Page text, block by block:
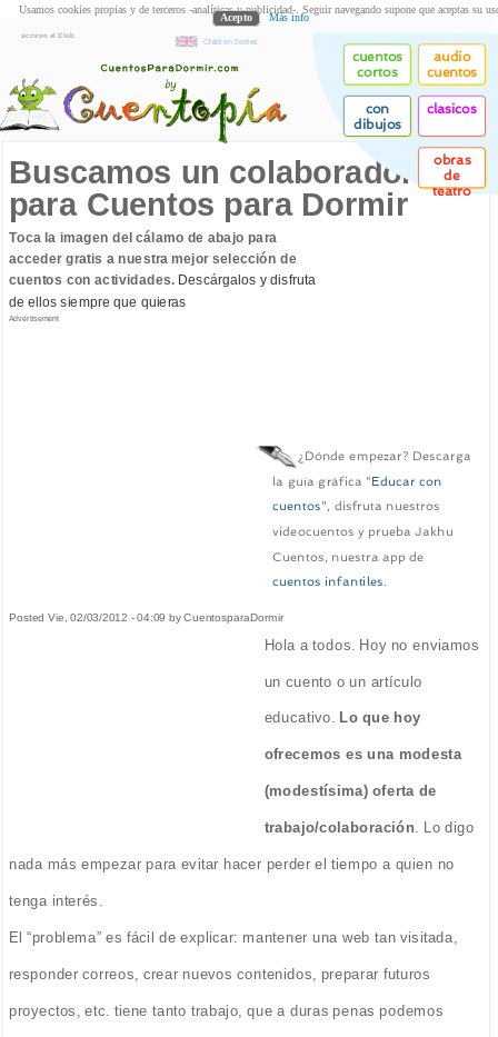
acceso al Club
Children Stories
cuentos
cortos
audio
cuentos
con
dibujos
clasicos
obras
de
teatro
Buscamos un colaborador
para Cuentos para Dormir
Toca la imagen del cálamo de abajo para
acceder gratis a nuestra mejor selección de
cuentos con actividades.Descárgalos y disfruta
de ellos siempre que quieras
Advertisement
¿Dónde empezar? Descarga
la guía gráfica "Educar con
cuentos", disfruta nuestros
videocuentos y prueba Jakhu
Cuentos, nuestra app de
cuentos infantiles.
Posted Vie, 02/03/2012 - 04:09 by CuentosparaDormir
Hola a todos. Hoy no enviamos
un cuento o un artículo
educativo. Lo que hoy
ofrecemos es una modesta
(modestísima) oferta de
trabajo/colaboración . Lo digo
nada más empezar para evitar hacer perder el tiempo a quien no
tenga interés.
El “problema” es fácil de explicar: mantener una web tan visitada,
responder correos, crear nuevos contenidos, preparar futuros
proyectos, etc. tiene tanto trabajo, que a duras penas podemos
Usamos cookies propias y de terceros -analíticas y publicidad-. Seguir navegando supone que aceptas su
Acepto Más info